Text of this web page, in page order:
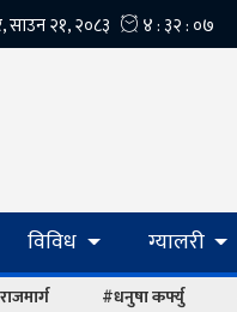
विविध ग्यालरी
#धनुषा कर्फ्यु